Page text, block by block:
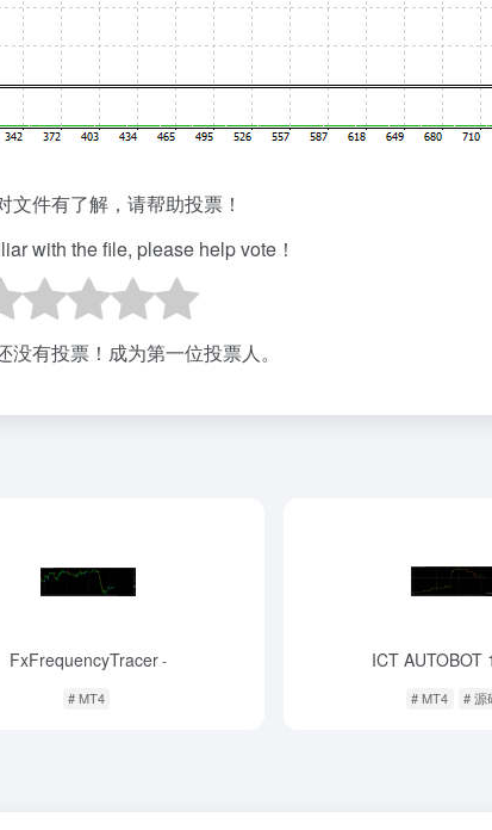
文件有了解，请帮助投票！
with the file, please help vote！
没有投票！成为第一位投票人。
FxFrequencyTracer-
# MT4
ICT AUTOBOT
# MT4 # 源